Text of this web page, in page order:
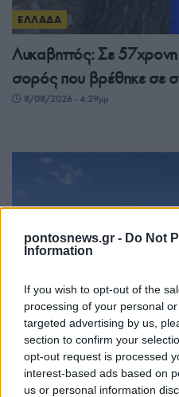
pontosnews.gr - Do Not
Information
If you wish to opt-out of the
processing of your personal
targeted advertising by us,
section to confirm your
opt-out request is processed
interest-based ads based on
us or personal information
ΕΛΛΑΔΑ
Λυκαβηττός: Σε
σορός που βρέθηκε σε
8/08/2026 - 4:29μμ
ΕΛΛΑΔΑ
Παραδοσιακή μουσική
Μακεδονία – Πόντος»
Κορινού